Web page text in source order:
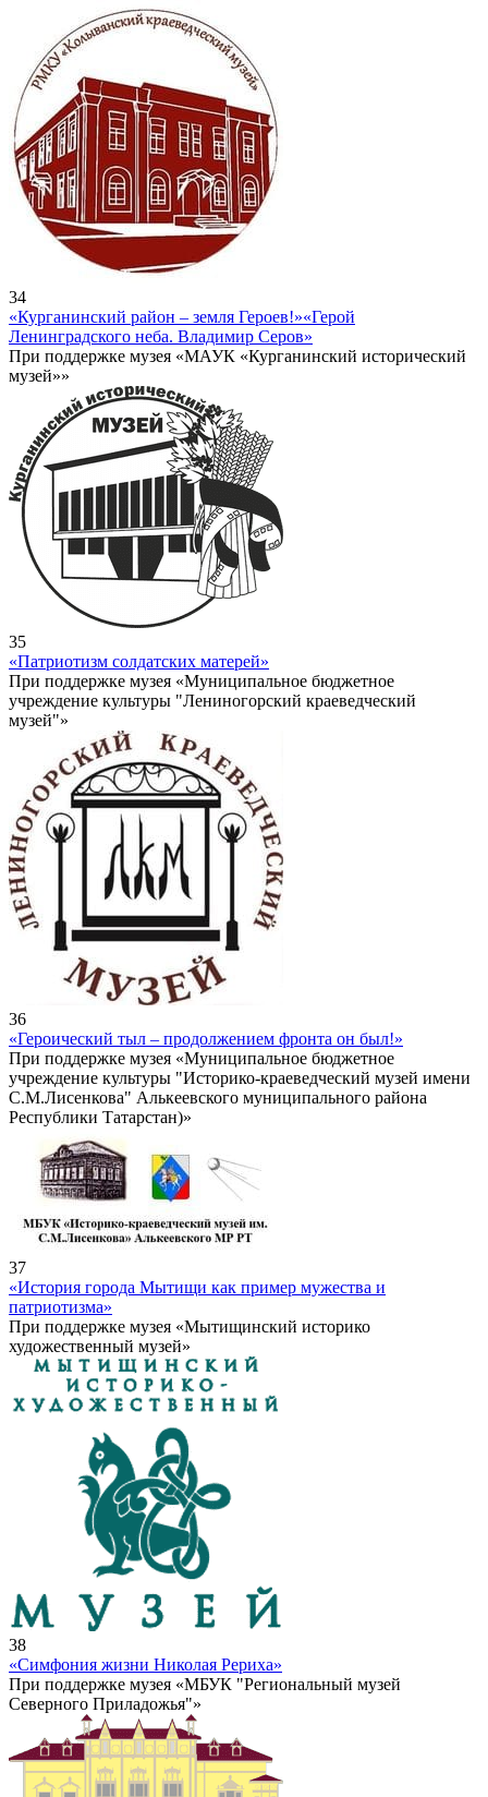
34
«Курганинский район – земля Героев!»«Герой
Ленинградского неба. Владимир Серов»
При поддержке музея «МАУК «Курганинский исторический
музей»»
35
«Патриотизм солдатских матерей»
При поддержке музея «Муниципальное бюджетное
учреждение культуры "Лениногорский краеведческий
музей"»
36
«Героический тыл – продолжением фронта он был!»
При поддержке музея «Муниципальное бюджетное
учреждение культуры "Историко-краеведческий музей имени
С.М.Лисенкова" Алькеевского муниципального района
Республики Татарстан)»
37
«История города Мытищи как пример мужества и
патриотизма»
При поддержке музея «Мытищинский историко
художественный музей»
38
«Симфония жизни Николая Рериха»
При поддержке музея «МБУК "Региональный музей
Северного Приладожья"»